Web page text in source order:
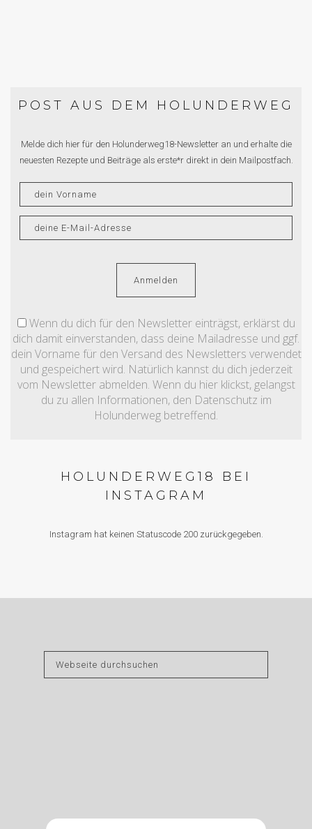
POST AUS DEM HOLUNDERWEG
Melde dich hier für den Holunderweg18-Newsletter an und erhalte die
neuesten Rezepte und Beiträge als erste*r direkt in dein Mailpostfach.
Wenn du dich für den Newsletter einträgst, erklärst du
dich damit einverstanden, dass deine Mailadresse und ggf.
dein Vorname für den Versand des Newsletters verwendet
und gespeichert wird. Natürlich kannst du dich jederzeit
vom Newsletter abmelden. Wenn du hier klickst, gelangst
du zu allen Informationen, den Datenschutz im
Holunderweg betreffend.
HOLUNDERWEG18 BEI
INSTAGRAM
Instagram hat keinen Statuscode 200 zurückgegeben.